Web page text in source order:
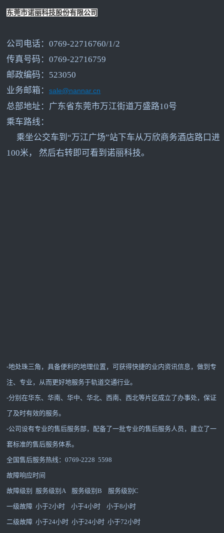
东莞市诺丽科技股份有限公司
公司电话：0769-22716760/1/2
传真号码：0769-22716759
邮政编码：523050
业务邮箱：sale@nannar.cn
总部地址：广东省东莞市万江街道万盛路10号
乘车路线：
乘坐公交车到“万江广场”站下车从万欣商务酒店路口进
100米， 然后右转即可看到诺丽科技。
-地处珠三角，具备便利的地理位置，可获得快捷的业内资讯信息，做到专
注、专业，从而更好地服务于轨道交通行业。
-分别在华东、华南、华中、华北、西南、西北等片区成立了办事处，保证
了及时有效的服务。
-公司设有专业的售后服务部，配备了一批专业的售后服务人员，建立了一
套标准的售后服务体系。
全国售后服务热线：0769-2228 5598
故障响应时间
故障级别 服务级别A 服务级别B 服务级别C
一级故障 小于2小时 小于4小时 小于8小时
二级故障 小于24小时 小于24小时 小于72小时